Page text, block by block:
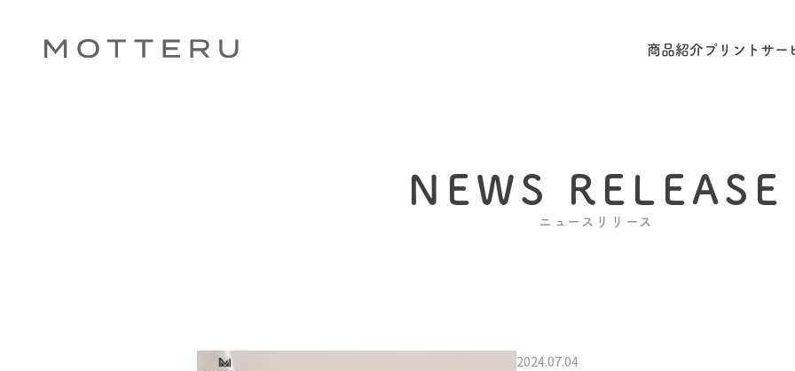
商品紹介 プリントサー
NEWS RELEASE
ニュースリリース
2024.07.04